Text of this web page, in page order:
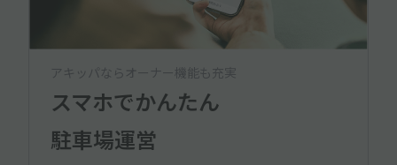
アキッパならオーナー機能も充実
スマホでかんたん
駐車場運営